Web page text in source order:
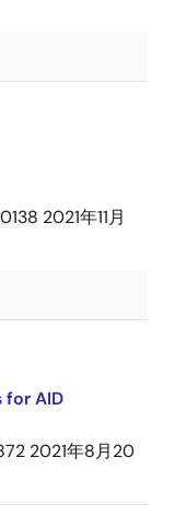
2021年11月
for AID
2021年8月20